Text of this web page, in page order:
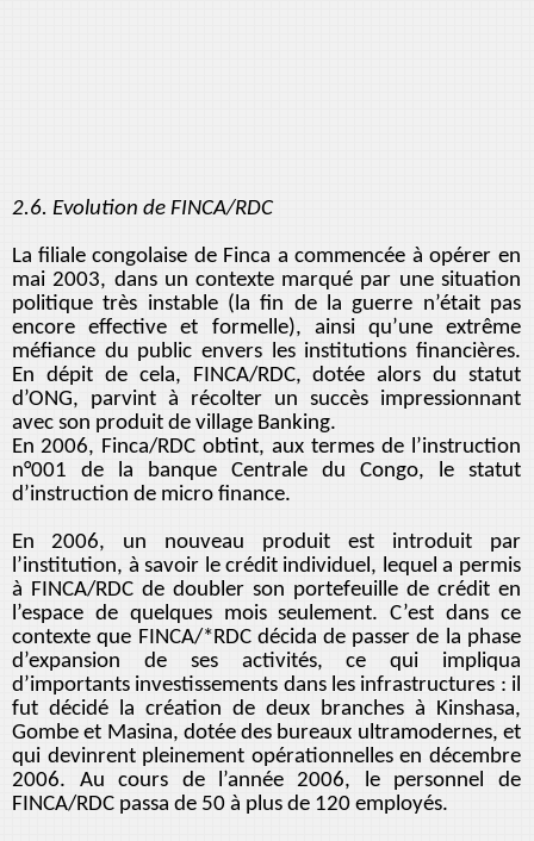
2.6. Evolution de FINCA/RDC
La filiale congolaise de Finca a commencée à opérer en
mai 2003, dans un contexte marqué par une situation
politique très instable (la fin de la guerre n’était pas
encore effective et formelle), ainsi qu’une extrême
méfiance du public envers les institutions financières.
En dépit de cela, FINCA/RDC, dotée alors du statut
d’ONG, parvint à récolter un succès impressionnant
avec son produit de village Banking.
En 2006, Finca/RDC obtint, aux termes de l’instruction
n°001 de la banque Centrale du Congo, le statut
d’instruction de micro finance.
En 2006, un nouveau produit est introduit par
l’institution, à savoir le crédit individuel, lequel a permis
à FINCA/RDC de doubler son portefeuille de crédit en
l’espace de quelques mois seulement. C’est dans ce
contexte que FINCA/*RDC décida de passer de la phase
d’expansion de ses activités, ce qui impliqua
d’importants investissements dans les infrastructures : il
fut décidé la création de deux branches à Kinshasa,
Gombe et Masina, dotée des bureaux ultramodernes, et
qui devinrent pleinement opérationnelles en décembre
2006. Au cours de l’année 2006, le personnel de
FINCA/RDC passa de 50 à plus de 120 employés.